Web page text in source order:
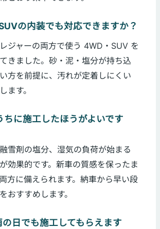
の内装でも対応できますか？
ジャーの両方で使う 4WD・SUV を
きました。砂・泥・塩分が持ち込
方を前提に、汚れが定着しにくい
ます。
ちに施工したほうがよいです
雪剤の塩分、湿気の負荷が始まる
効果的です。新車の質感を保ったま
方に備えられます。納車から早い段
おすすめします。
の日でも施工してもらえます